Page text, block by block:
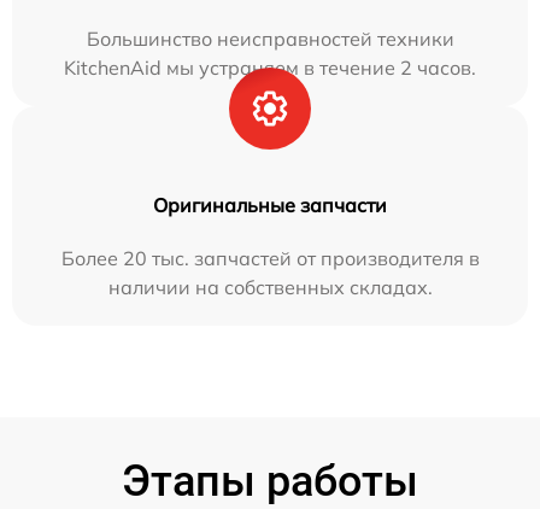
Большинство неисправностей техники
KitchenAid мы устраняем в течение 2 часов.
Оригинальные запчасти
Более 20 тыс. запчастей от производителя в
наличии на собственных складах.
Этапы работы